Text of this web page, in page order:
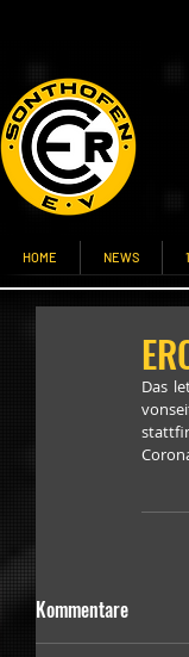
HOME NEWS
Das
Kommentare